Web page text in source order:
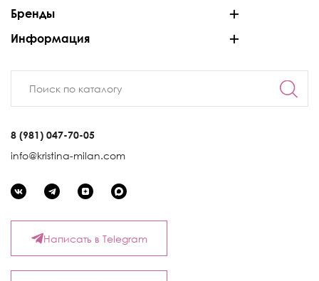
Бренды
Информация
8 (981) 047-70-05
info@kristina-milan.com
Написать в Telegram